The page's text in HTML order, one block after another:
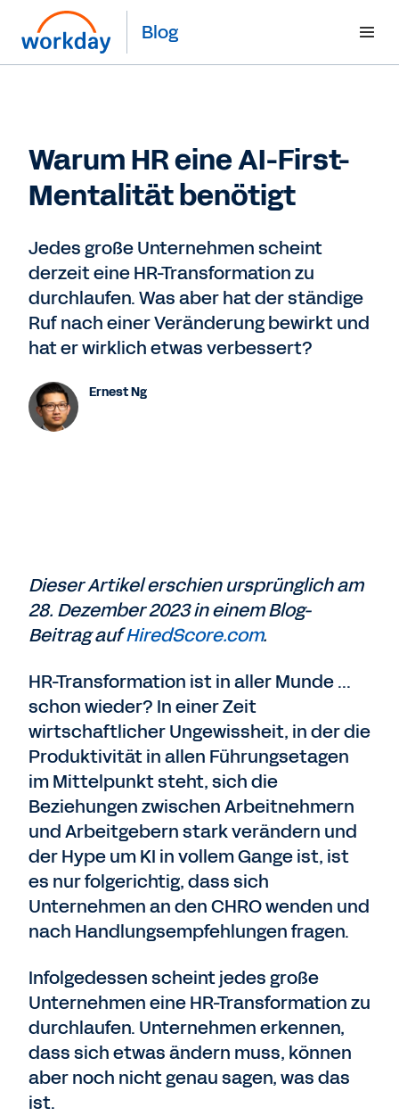
Blog
Warum HR eine AI-First-
Mentalität benötigt
Jedes große Unternehmen scheint
derzeit eine HR-Transformation zu
durchlaufen. Was aber hat der ständige
Ruf nach einer Veränderung bewirkt und
hat er wirklich etwas verbessert?
Ernest Ng
Dieser Artikel erschien ursprünglich am
28. Dezember 2023 in einem Blog-
Beitrag aufHiredScore.com.
HR-Transformation ist in aller Munde ...
schon wieder? In einer Zeit
wirtschaftlicher Ungewissheit, in der die
Produktivität in allen Führungsetagen
im Mittelpunkt steht, sich die
Beziehungen zwischen Arbeitnehmern
und Arbeitgebern stark verändern und
der Hype um KI in vollem Gange ist, ist
es nur folgerichtig, dass sich
Unternehmen an den CHRO wenden und
nach Handlungsempfehlungen fragen.
Infolgedessen scheint jedes große
Unternehmen eine HR-Transformation zu
durchlaufen. Unternehmen erkennen,
dass sich etwas ändern muss, können
aber noch nicht genau sagen, was das
ist.